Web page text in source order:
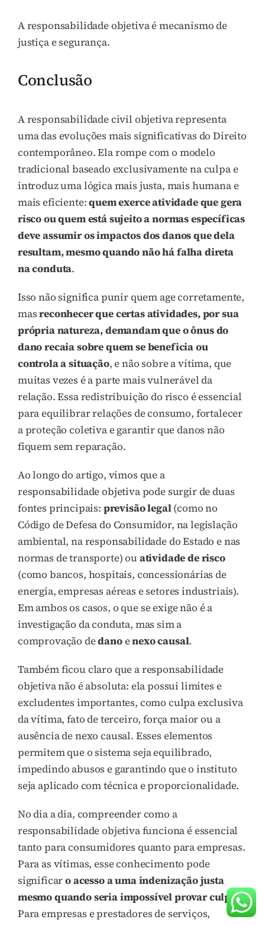
A responsabilidade objetiva é mecanismo de
justiça e segurança.
Conclusão
A responsabilidade civil objetiva representa
uma das evoluções mais significativas do Direito
contemporâneo. Ela rompe com o modelo
tradicional baseado exclusivamente na culpa e
introduz uma lógica mais justa, mais humana e
mais eficiente:quem exerce atividade que gera
risco ou quem está sujeito a normas específicas
deve assumir os impactos dos danos que dela
resultam, mesmo quando não há falha direta
na conduta.
Isso não significa punir quem age corretamente,
masreconhecer que certas atividades, por sua
própria natureza, demandam que o ônus do
dano recaia sobre quem se beneficia ou
controla a situação, e não sobre a vítima, que
muitas vezes é a parte mais vulnerável da
relação. Essa redistribuição do risco é essencial
para equilibrar relações de consumo, fortalecer
a proteção coletiva e garantir que danos não
fiquem sem reparação.
Ao longo do artigo, vimos que a
responsabilidade objetiva pode surgir de duas
fontes principais: previsão legal(como no
Código de Defesa do Consumidor, na legislação
ambiental, na responsabilidade do Estado e nas
normas de transporte) ou atividade de risco
(como bancos, hospitais, concessionárias de
energia, empresas aéreas e setores industriais).
Em ambos os casos, o que se exige não é a
investigação da conduta, mas sim a
comprovação dedanoenexo causal.
Também ficou claro que a responsabilidade
objetiva não é absoluta: ela possui limites e
excludentes importantes, como culpa exclusiva
da vítima, fato de terceiro, força maior ou a
ausência de nexo causal. Esses elementos
permitem que o sistema seja equilibrado,
impedindo abusos e garantindo que o instituto
seja aplicado com técnica e proporcionalidade.
No dia a dia, compreender como a
responsabilidade objetiva funciona é essencial
tanto para consumidores quanto para empresas.
Para as vítimas, esse conhecimento pode
significaro acesso a uma indenização justa
mesmo quando seria impossível provar culpa.
Para empresas e prestadores de serviços,